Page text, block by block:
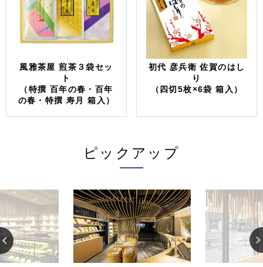
風雅茶屋 煎茶３袋セッ
ト
（特撰 百年の春・百年
の春・特撰 寿月 箱入）
初代 彦兵衛 佐賀のはし
り
（四切5枚×6袋 箱入）
ピックアップ